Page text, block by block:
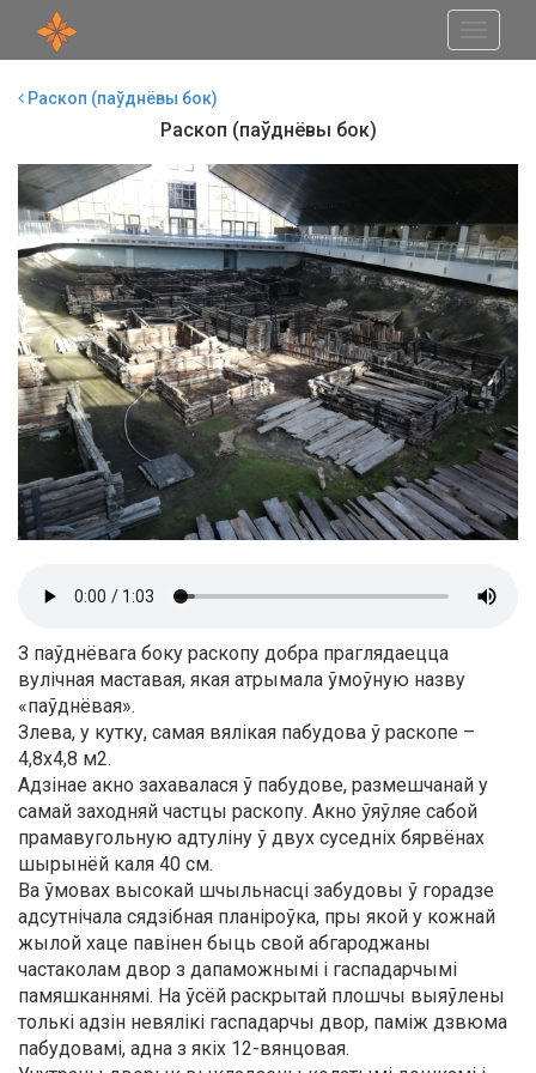
Раскоп (паўднёвы бок)
Раскоп (паўднёвы бок)
З паўднёвага боку раскопу добра праглядаецца
вулічная маставая, якая атрымала ўмоўную назву
«паўднёвая».
Злева, у кутку, самая вялікая пабудова ў раскопе –
4,8х4,8 м2.
Адзінае акно захавалася ў пабудове, размешчанай у
самай заходняй частцы раскопу. Акно ўяўляе сабой
прамавугольную адтуліну ў двух суседніх бярвёнах
шырынёй каля 40 см.
Ва ўмовах высокай шчыльнасці забудовы ў горадзе
адсутнічала сядзібная планіроўка, пры якой у кожнай
жылой хаце павінен быць свой абгароджаны
частаколам двор з дапаможнымі і гаспадарчымі
памяшканнямі. На ўсёй раскрытай плошчы выяўлены
толькі адзін невялікі гаспадарчы двор, паміж дзвюма
пабудовамі, адна з якіх 12-вянцовая.